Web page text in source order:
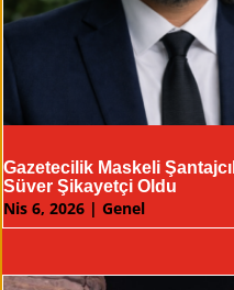
Gazetecilik Maskeli
Süver Şikayetçi Oldu
Nis 6, 2026 | Genel